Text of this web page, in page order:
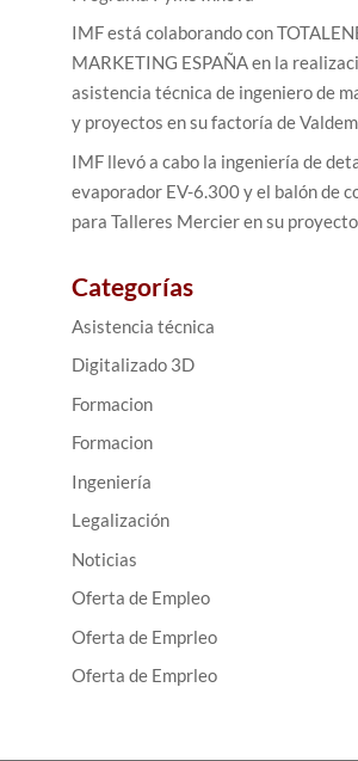
IMF está colaborando con
MARKETING ESPAÑA en la
asistencia técnica de ingeniero de
y proyectos en su factoría de
IMF llevó a cabo la ingeniería de
evaporador EV-6.300 y el balón de
para Talleres Mercier en su
Categorías
Asistencia técnica
Digitalizado 3D
Formacion
Formacion
Ingeniería
Legalización
Noticias
Oferta de Empleo
Oferta de Emprleo
Oferta de Emprleo